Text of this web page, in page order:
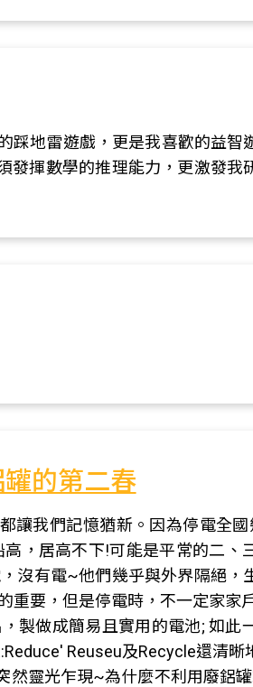
踩地雷遊戲，更是我喜歡的益智
發揮數學的推理能力，更激發我
的第二春
讓我們記憶猶新。因為停電全
，居高不下!可能是平常的二、
沒有電~他們幾乎與外界隔絕，
重要，但是停電時，不一定家家
製做成簡易且實用的電池; 如此
Reuseu及Recycle還清
然靈光乍現~為什麼不利用廢鋁